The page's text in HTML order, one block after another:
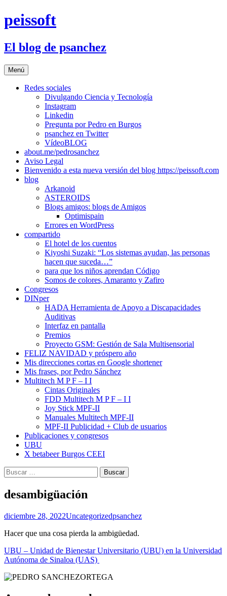
Saltar
al
peissoft
El blog de psanchez
Menú
Redes sociales
Divulgando Ciencia y Tecnología
Instagram
Linkedin
Pregunta por Pedro en Burgos
psanchez en Twitter
VídeoBLOG
about.me/pedrosanchez
Aviso Legal
Bienvenido a esta nueva versión del blog https://peissoft.com
blog
Arkanoid
ASTEROIDS
Blogs amigos: blogs de Amigos
Optimispain
Errores en WordPress
compartido
El hotel de los cuentos
Kiyoshi Suzaki: “Los sistemas ayudan, las personas
hacen que suceda…”
para que los niños aprendan Código
Somos de colores, Amaranto y Zafiro
Congresos
DINper
HADA Herramienta de Apoyo a Discapacidades
Auditivas
Interfaz en pantalla
Premios
Proyecto GSM: Gestión de Sala Multisensorial
FELIZ NAVIDAD y próspero año
Mis direcciones cortas en Google shortener
Mis frases, por Pedro Sánchez
Multitech M P F – I I
Cintas Originales
FDD Multitech M P F – I I
Joy Stick MPF-II
Manuales Multitech MPF-II
MPF-II Publicidad + Club de usuarios
Publicaciones y congresos
UBU
X betabeer Burgos CEEI
Buscar:
desambigüación
diciembre 28, 2022Uncategorizedpsanchez
Hacer que una cosa pierda la ambigüedad.
UBU – Unidad de Bienestar Universitario (UBU) en la Universidad
Autónoma de Sinaloa (UAS)